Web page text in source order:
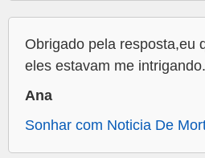
Obrigado pela resposta,eu
eles estavam me intrigando.
Ana
Sonhar com Noticia De